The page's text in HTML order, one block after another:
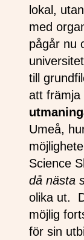
lokal,
med
pågår nu
till
att främja
Umeå,
Science
då nästa
olika ut.
möjlig
för sin